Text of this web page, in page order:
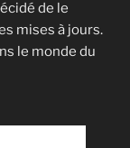
de le
mises à jours.
le monde du